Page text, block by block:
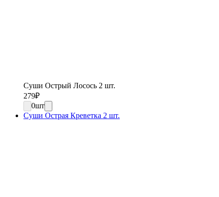
Суши Острый Лосось 2 шт.
279₽
0шт
Суши Острая Креветка 2 шт.